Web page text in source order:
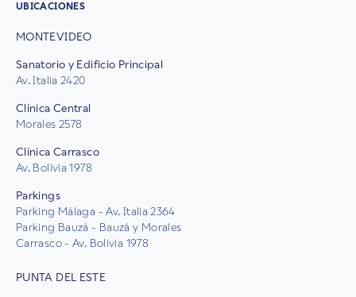
UBICACIONES
MONTEVIDEO
Sanatorio y Edificio Principal
Av. Italia 2420
Clínica Central
Morales 2578
Clínica Carrasco
Av. Bolivia 1978
Parkings
Parking Málaga - Av. Italia 2364
Parking Bauzá - Bauzá y Morales
Carrasco - Av. Bolivia 1978
PUNTA DEL ESTE